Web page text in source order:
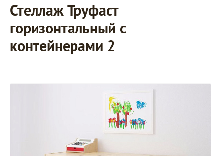
Стеллаж Труфаст
горизонтальный с
контейнерами 2